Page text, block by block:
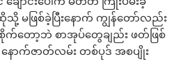
မဖြစ်ခဲ့ပြီးနောက် ကျွန်တော်လည်း
စိုက်တော့ဘဲ စာအုပ်တွေချည်း ဖတ်ဖြစ်
ာက်ဇာတ်လမ်း တစ်ပုဒ် အစပျိုး